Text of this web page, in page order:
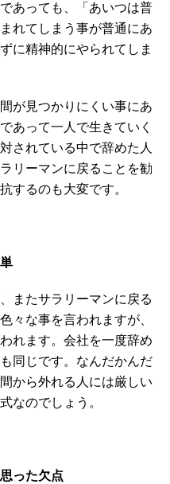
あっても、「あいつは普
れてしまう事が普通にあ
に精神的にやられてしま
が見つかりにくい事にあ
あって一人で生きていく
されている中で辞めた人
リーマンに戻ることを勧
するのも大変です。
またサラリーマンに戻る
々な事を言われますが、
れます。会社を一度辞め
同じです。なんだかんだ
から外れる人には厳しい
なのでしょう。
った欠点